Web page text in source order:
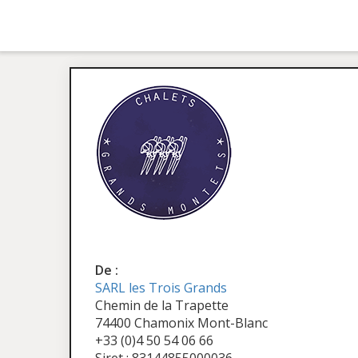
De :
SARL les Trois Grands
Chemin de la Trapette
74400 Chamonix Mont-Blanc
+33 (0)4 50 54 06 66